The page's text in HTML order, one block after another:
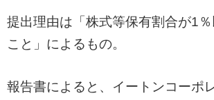
提出理由は「株式等保有割合が1
こと」によるもの。
報告書によると、イートンコーポ